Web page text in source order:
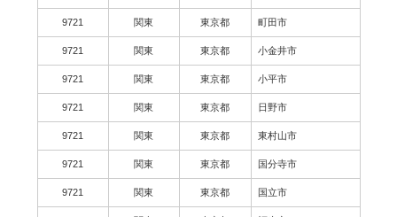
9721 関東 東京都 町田市
9721 関東 東京都 小金井市
9721 関東 東京都 小平市
9721 関東 東京都 日野市
9721 関東 東京都 東村山市
9721 関東 東京都 国分寺市
9721 関東 東京都 国立市